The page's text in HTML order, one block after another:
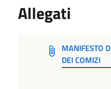
Allegati
MANIFESTO
DEI COMIZI